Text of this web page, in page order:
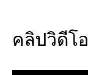
คลิปวิดีโอ